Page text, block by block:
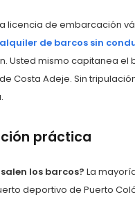
licencia de embarcación
alquiler de barcos sin
Usted mismo capitanea el
Costa Adeje. Sin
práctica
los barcos? La
deportivo de Puerto